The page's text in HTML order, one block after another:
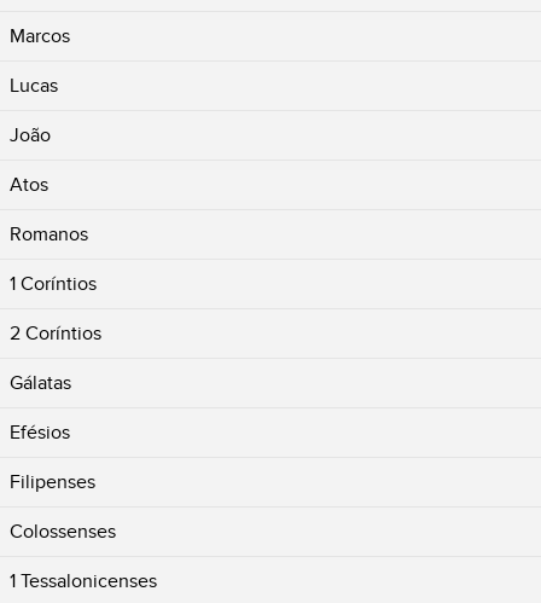
Marcos
Lucas
João
Atos
Romanos
1 Coríntios
2 Coríntios
Gálatas
Efésios
Filipenses
Colossenses
1 Tessalonicenses